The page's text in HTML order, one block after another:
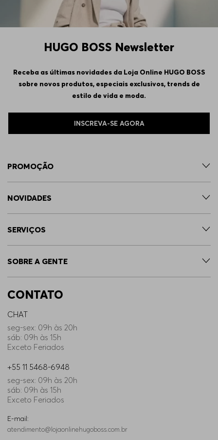
HUGO BOSS Newsletter
Receba as últimas novidades da Loja Online HUGO BOSS
sobre novos produtos, especiais exclusivos, trends de
estilo de vida e moda.
INSCREVA-SE AGORA
PROMOÇÃO
NOVIDADES
SERVIÇOS
SOBRE A GENTE
CONTATO
CHAT
seg-sex: 09h às 20h
sáb: 09h às 15h
Exceto Feriados
+55 11 5468-6948
seg-sex: 09h às 20h
sáb: 09h às 15h
Exceto Feriados
E-mail:
atendimento@lojaonlinehugoboss.com.br